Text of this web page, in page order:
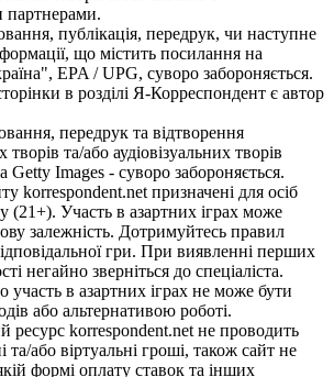
партнерами.
публікація, передрук, чи наступне
що містить посилання на
EPA / UPG, суворо забороняється.
в розділі Я-Корреспондент є автор
передрук та відтворення
та/або аудіовізуальних творів
Getty Images - суворо забороняється.
korrespondent.net призначені для осіб
(21+). Участь в азартних іграх може
залежність. Дотримуйтесь правил
гри. При виявленні перших
негайно зверніться до спеціаліста.
участь в азартних іграх не може бути
або альтернативою роботі.
ресурс korrespondent.net не проводить
та/або віртуальні гроші, також сайт не
формі оплату ставок та інших